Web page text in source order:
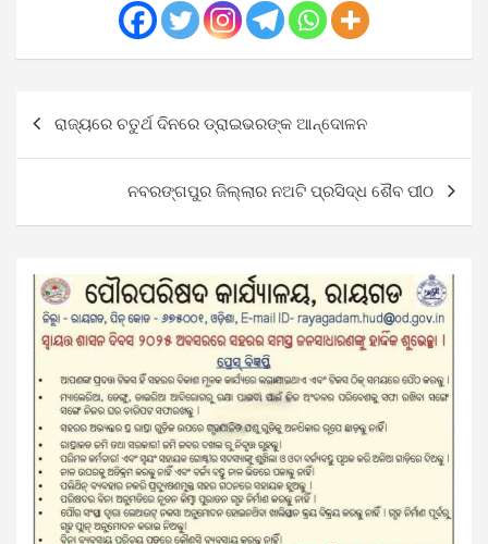
navigation
ରାଜ୍ୟରେ ଚତୁର୍ଥ ଦିନରେ ଡ୍ରାଇଭରଙ୍କ ଆନ୍ଦୋଳନ
ନବରଙ୍ଗପୁର ଜିଲ୍ଲାର ନଅଟି ପ୍ରସିଦ୍ଧ ଶୈବ ପୀଠ